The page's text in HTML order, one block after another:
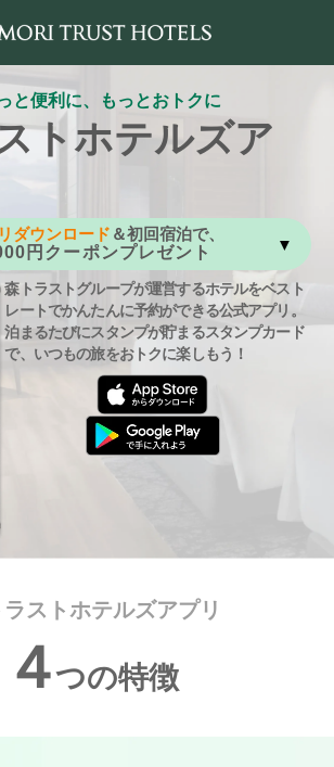
と便利に、もっとおトクに
トホテルズア
ダウンロード ＆初回宿泊で、
円クーポンプレゼント
森トラストグループが運営するホテルをベスト
レートでかんたんに予約ができる公式アプリ。
泊まるたびにスタンプが貯まるスタンプカード
で、いつもの旅をおトクに楽しもう！
ストホテルズアプリ
４つの特徴